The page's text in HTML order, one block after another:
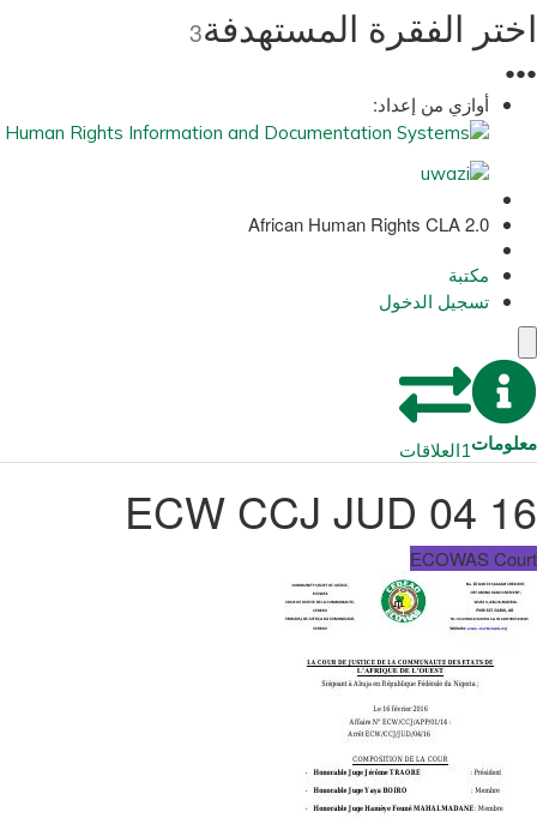
اختر الفقرة المستهدفة3
●
●
●
أوازي من إعداد:
African Human Rights CLA 2.0
مكتبة
تسجيل الدخول
معلومات1العلاقات
ECW CCJ JUD 04 16
ECOWAS Court